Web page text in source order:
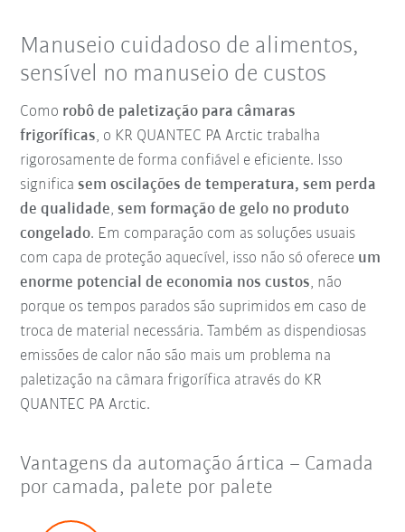
Manuseio cuidadoso de alimentos,
sensível no manuseio de custos
Como robô de paletização para câmaras
frigoríficas, o KR QUANTEC PA Arctic trabalha
rigorosamente de forma confiável e eficiente. Isso
significasem oscilações de temperatura, sem perda
de qualidade,sem formação de gelo no produto
congelado. Em comparação com as soluções usuais
com capa de proteção aquecível, isso não só oferece um
enorme potencial de economia nos custos, não
porque os tempos parados são suprimidos em caso de
troca de material necessária. Também as dispendiosas
emissões de calor não são mais um problema na
paletização na câmara frigorífica através do KR
QUANTEC PA Arctic.
Vantagens da automação ártica – Camada
por camada, palete por palete